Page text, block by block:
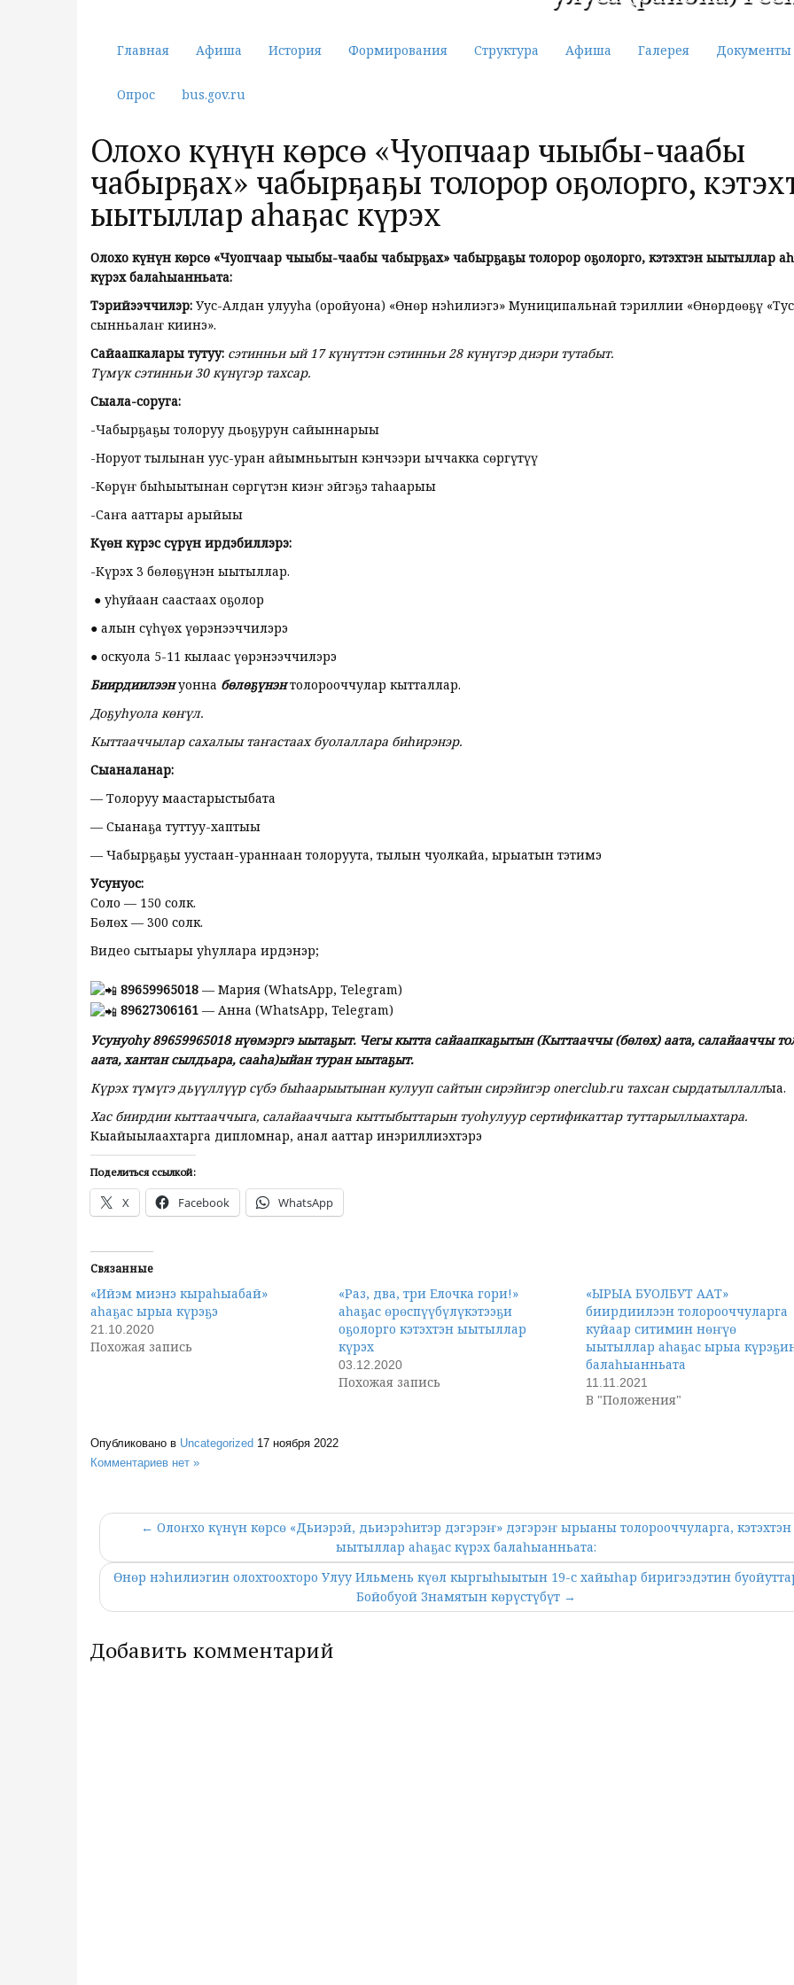
Главная Афиша История Формирования Структура Афиша Галерея Документы
Опрос bus.gov.ru
Олоҥхо күнүн көрсө «Чуопчаар чыыбы-чаабы
чабырҕах» чабырҕаҕы толорор оҕолорго,
ыытыллар аһаҕас күрэх
Олоҥхо күнүн көрсө «Чуопчаар чыыбы-чаабы чабырҕах» чабырҕаҕы толорор оҕолорго, кэтэхтэн ыытыллар
күрэх балаһыанньата:
Тэрийээччилэр: Уус-Алдан улууһа (оройуона) «Өнөр нэһилиэгэ» Муниципальнай тэриллии «Өнөрдөөҕү
сынньалаҥ киинэ».
Сайаапкалары тутуу: сэтинньи ый 17 күнүттэн сэтинньи 28 күнүгэр диэри тутабыт.
Түмүк сэтинньи 30 күнүгэр тахсар.
Сыала-соруга:
-Чабырҕаҕы толоруу дьоҕурун сайыннарыы
-Норуот тылынан уус-уран айымньытын кэнчээри ыччакка сөргүтүү
-Көрүҥ быһыытынан сөргүтэн киэҥ эйгэҕэ таһаарыы
-Саҥа ааттары арыйыы
Күөн күрэс сүрүн ирдэбиллэрэ:
-Күрэх 3 бөлөҕүнэн ыытыллар.
● уһуйаан саастаах оҕолор
● алын сүһүөх үөрэнээччилэрэ
● оскуола 5-11 кылаас үөрэнээччилэрэ
Биирдиилээнуонна бөлөҕүнэнтолорооччулар кытталлар.
Доҕуһуола көҥүл.
Кыттааччылар сахалыы таҥастаах буолаллара биһирэнэр.
Сыаналанар:
— Толоруу маастарыстыбата
— Сыанаҕа туттуу-хаптыы
— Чабырҕаҕы уустаан-ураннаан толоруута, тылын чуолкайа, ырыатын тэтимэ
Усунуос:
Соло — 150 солк.
Бөлөх — 300 солк.
Видео сытыары уһуллара ирдэнэр;
89659965018 — Мария (WhatsApp, Telegram)
89627306161 — Анна (WhatsApp, Telegram)
Усунуоһу 89659965018 нүөмэргэ ыытаҕыт. Чегы кытта сайаапкаҕытын (Кыттааччы (бөлөх) аата, салайааччы
аата, хантан сылдьара, сааһа)ыйан туран ыытаҕыт.
Күрэх түмүгэ дьүүллүүр сүбэ быһаарыытынанкулууп сайтын сирэйигэр onerclub.ru тахсан сырдатыллаллыа.
Хас биирдии кыттааччыга, салайааччыга кыттыбыттарын туоһулуур сертификаттар туттарыллыахтара.
Кыайыылаахтарга дипломнар, анал ааттар инэриллиэхтэрэ
Поделиться ссылкой:
X Facebook WhatsApp
Связанные
«Ийэм миэнэ кыраһыабай»
аһаҕас ырыа күрэҕэ
21.10.2020
Похожая запись
«Раз, два, три Елочка гори!»
аһаҕас өрөспүүбүлүкэтээҕи
оҕолорго кэтэхтэн ыытыллар
күрэх
03.12.2020
Похожая запись
«ЫРЫА БУОЛБУТ ААТ»
биирдиилээн толорооччуларга
куйаар ситимин нөҥүө
ыытыллар аһаҕас ырыа
балаһыанньата
11.11.2021
В "Положения"
Опубликовано в Uncategorized 17 ноября 2022
Комментариев нет »
← Олоҥхо күнүн көрсө «Дьиэрэй, дьиэрэһитэр дэгэрэҥ» дэгэрэҥ ырыаны толорооччуларга, кэтэхтэн
ыытыллар аһаҕас күрэх балаһыанньата:
Өнөр нэhилиэгин олохтоохторо Улуу Ильмень күөл кыргыһыытын 19-с хайыһар биригээдэтин
Бойобуой Знамятын көрүстүбүт →
Добавить комментарий